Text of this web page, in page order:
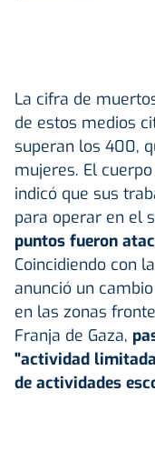
La cifra de
de estos medios
superan los 400,
mujeres. El
indicó que sus
para operar en el
puntos fueron
Coincidiendo con
anunció un
en las zonas
Franja de Gaza,
"actividad
de actividades